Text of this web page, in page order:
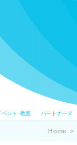
ベント･教室 パートナーズ
Home >